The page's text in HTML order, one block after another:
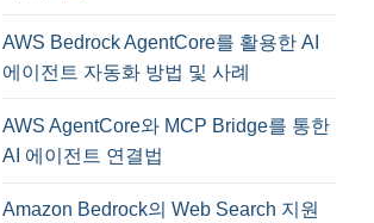
AWS Bedrock AgentCore를 활용한 AI
에이전트 자동화 방법 및 사례
AWS AgentCore와 MCP Bridge를 통한
AI 에이전트 연결법
Amazon Bedrock의 Web Search 지원